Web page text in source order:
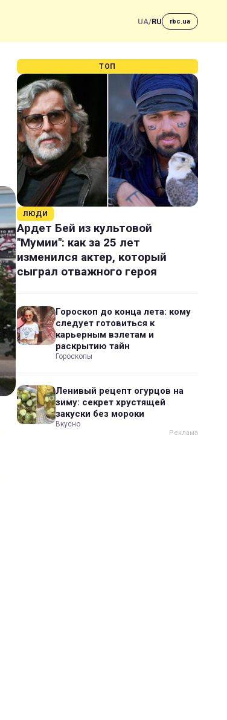
UA/RU rbc.ua
ТОП
ЛЮДИ
Ардет Бей из культовой
"Мумии": как за 25 лет
изменился актер, который
сыграл отважного героя
Гороскоп до конца лета: кому
следует готовиться к
карьерным взлетам и
раскрытию тайн
Гороскопы
Ленивый рецепт огурцов на
зиму: секрет хрустящей
закуски без мороки
Вкусно